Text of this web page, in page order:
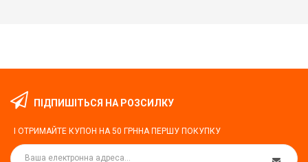
ПІДПИШІТЬСЯ НА РОЗСИЛКУ
І ОТРИМАЙТЕ КУПОН НА50 ГРННА ПЕРШУ ПОКУПКУ